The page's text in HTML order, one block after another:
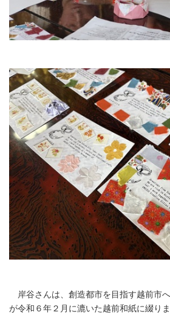
岸谷さんは、創造都市を目指す越前市
が令和６年２月に漉いた越前和紙に綴りま